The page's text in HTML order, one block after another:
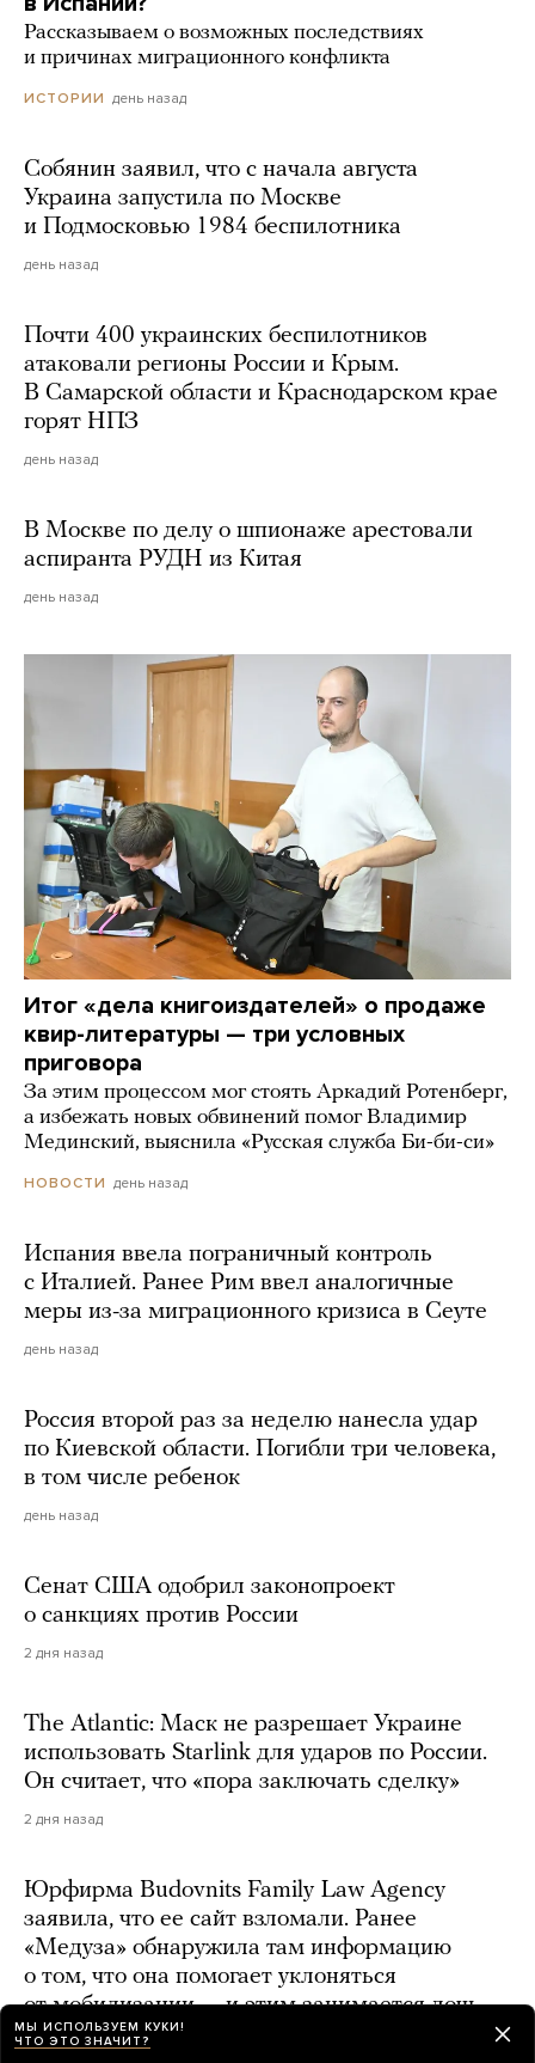
Рассказываем о возможных последствиях
и причинах миграционного конфликта
ИСТОРИИ день назад
Собянин заявил, что с начала августа
Украина запустила по Москве
и Подмосковью 1984 беспилотника
день назад
Почти 400 украинских беспилотников
атаковали регионы России и Крым.
В Самарской области и Краснодарском крае
горят НПЗ
день назад
В Москве по делу о шпионаже арестовали
аспиранта РУДН из Китая
день назад
Итог «дела книгоиздателей» о продаже
квир-литературы — три условных
приговора
За этим процессом мог стоять Аркадий Ротенберг,
а избежать новых обвинений помог Владимир
Мединский, выяснила «Русская служба Би-би-си»
НОВОСТИ день назад
Испания ввела пограничный контроль
с Италией. Ранее Рим ввел аналогичные
меры из-за миграционного кризиса в Сеуте
день назад
Россия второй раз за неделю нанесла удар
по Киевской области. Погибли три человека,
в том числе ребенок
день назад
Сенат США одобрил законопроект
о санкциях против России
2 дня назад
The Atlantic: Маск не разрешает Украине
использовать Starlink для ударов по России.
Он считает, что «пора заключать сделку»
2 дня назад
Юрфирма Budovnits Family Law Agency
заявила, что ее сайт взломали. Ранее
«Медуза» обнаружила там информацию
о том, что она помогает уклоняться
от мобилизации — и этим занимается дочь
генерала
МЫ ИСПОЛЬЗУЕМ КУКИ!
ЧТО ЭТО ЗНАЧИТ?